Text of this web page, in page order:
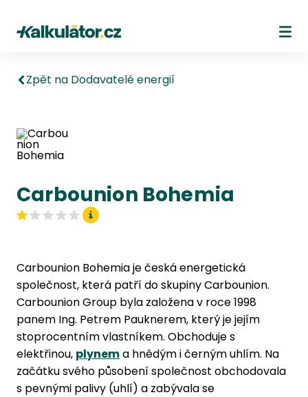
Kalkulátor.cz
Zpět na Dodavatelé energií
Carbounion Bohemia
Carbounion Bohemia je česká energetická
společnost, která patří do skupiny Carbounion.
Carbounion Group byla založena v roce 1998
panem Ing. Petrem Pauknerem, který je jejím
stoprocentním vlastníkem. Obchoduje s
elektřinou, plynema hnědým i černým uhlím. Na
začátku svého působení společnost obchodovala
s pevnými palivy (uhlí) a zabývala se